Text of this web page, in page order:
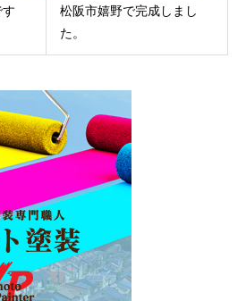
松阪市嬉野で完成しまし
た。